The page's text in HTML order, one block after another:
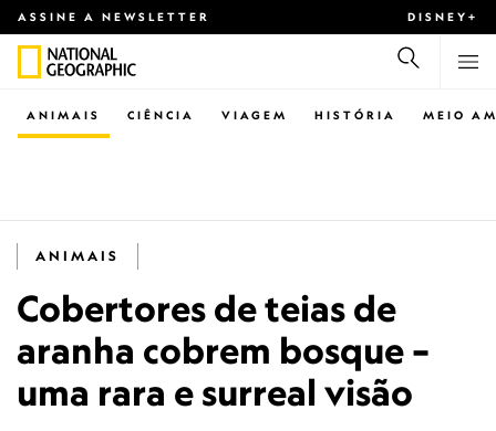
ASSINE A NEWSLETTER DISNEY+
CIÊNCIA VIAGEM
ANIMAIS HISTÓRIA MEIO
ANIMAIS
Cobertores de teias de
aranha cobrem bosque –
uma rara e surreal visão